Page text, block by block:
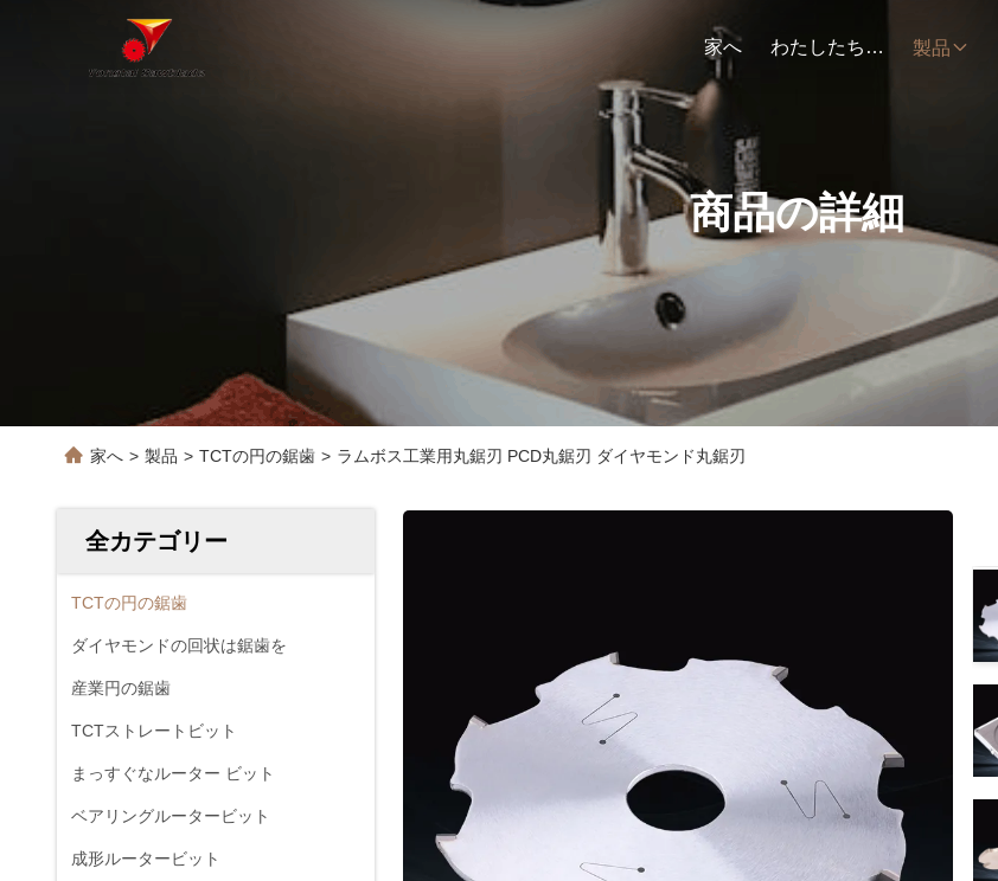
家へ わたしたち に つい て 製品
商品の詳細
家へ > 製品 > TCTの円の鋸歯 > ラムボス工業用丸鋸刃 PCD丸鋸刃 ダイヤモンド丸鋸刃
全カテゴリー
TCTの円の鋸歯
ダイヤモンドの回状は鋸歯を
産業円の鋸歯
TCTストレートビット
まっすぐなルーター ビット
ベアリングルータービット
成形ルータービット